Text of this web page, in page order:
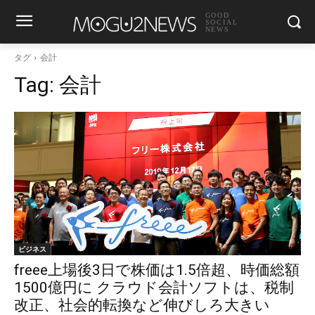
GOOD
SOCIAL
NEWS
タグ 会計
Tag: 会計
ビジネス
freee上場後3日で株価は1.5倍超、時価総額
1500億円に クラウド会計ソフトは、税制
改正、社会的転換など伸びしろ大きい